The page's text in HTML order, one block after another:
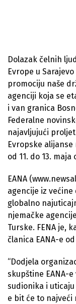
Dolazak čelnih
Evrope u
promociju naše
agenciji koja se
i van granica
Federalne
najavljujući
Evropske alijanse
od 11. do 13.
EANA
agencije iz
globalno
njemačke
Turske. FENA je,
članica EANA-e
“Dodjela
skupštine EANA-
sudionika i
e bit će to najveći